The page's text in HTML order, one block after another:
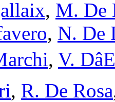
, M. De
, N. De
, V.
, R. De Rosa